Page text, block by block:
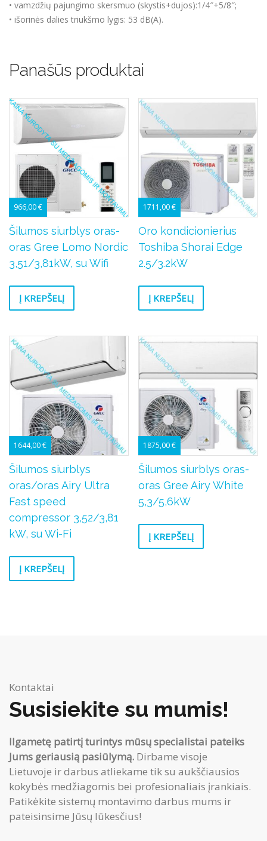
• vamzdžių pajungimo skersmuo (skystis+dujos):1/4″+5/8″;
• išorinės dalies triukšmo lygis: 53 dB(A).
Panašūs produktai
966,00€
Šilumos siurblys oras-
oras Gree Lomo Nordic
3,51/3,81kW, su Wifi
Į KREPŠELĮ
1711,00€
Oro kondicionierius
Toshiba Shorai Edge
2.5/3.2kW
Į KREPŠELĮ
1644,00€
Šilumos siurblys
oras/oras Airy Ultra
Fast speed
compressor 3,52/3,81
kW, su Wi-Fi
Į KREPŠELĮ
1875,00€
Šilumos siurblys oras-
oras Gree Airy White
5,3/5,6kW
Į KREPŠELĮ
Kontaktai
Susisiekite su mumis!
Ilgametę patirtį turintys mūsų specialistai pateiks
Jums geriausią pasiūlymą. Dirbame visoje
Lietuvoje ir darbus atliekame tik su aukščiausios
kokybės medžiagomis bei profesionaliais įrankiais.
Patikėkite sistemų montavimo darbus mums ir
pateisinsime Jūsų lūkesčius!